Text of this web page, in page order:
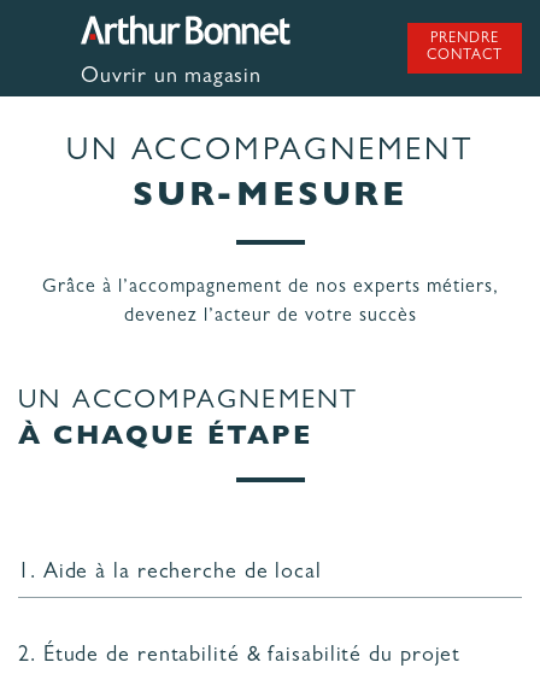
Ouvrir un magasin
PRENDRE
CONTACT
UN ACCOMPAGNEMENT
SUR-MESURE
Grâce à l’accompagnement de nos experts métiers,
devenez l’acteur de votre succès
UN ACCOMPAGNEMENT
À CHAQUE ÉTAPE
1. Aide à la recherche de local
2. Étude de rentabilité & faisabilité du projet